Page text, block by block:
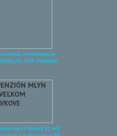
rekonštrukcia
TOP PONUKA
byt 3 izbový 91 m2